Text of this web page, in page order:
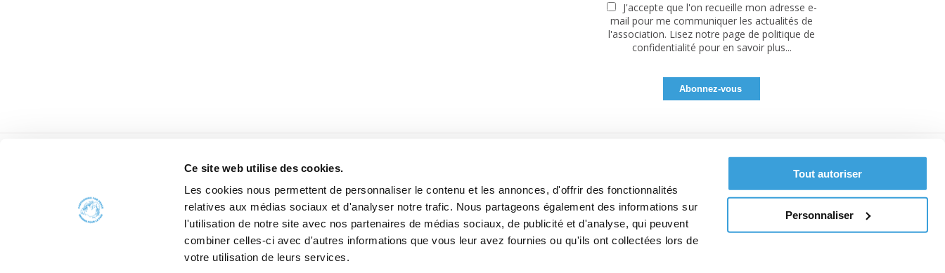
Ce site web utilise des cookies.
Les cookies nous permettent de personnaliser le contenu et les annonces, d'offrir des fonctionnalités
relatives aux médias sociaux et d'analyser notre trafic. Nous partageons également des informations sur
l'utilisation de notre site avec nos partenaires de médias sociaux, de publicité et d'analyse, qui peuvent
combiner celles-ci avec d'autres informations que vous leur avez fournies ou qu'ils ont collectées lors de
votre utilisation de leurs services.
Tout autoriser
Personnaliser
J'accepte que l'on recueille mon adresse e-
mail pour me communiquer les actualités de
l'association. Lisez notre page de politique de
confidentialité pour en savoir plus...
Site réalisé avec le soutien de la MGEN, Mutuelle Santé Prévoyance